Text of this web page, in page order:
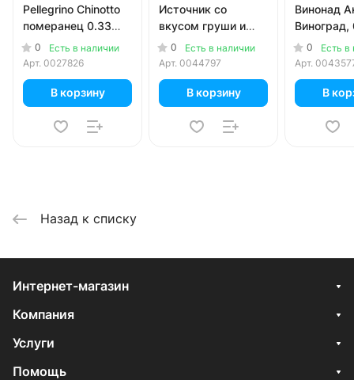
Pellegrino Chinotto
померанец 0.33
литра, газ, ж/б, 24
шт. в уп.
0
Есть в наличии
Арт. 0027826
В корзину
Источник со
вкусом груши и
цитруса 1 литр, газ,
пэт, 12 шт. в уп.
0
Есть в наличии
Арт. 0044797
В корзину
Винонад
Виноград,
литра,
12 шт. в
0
Есть в
Арт.
В
Назад к списку
Интернет-магазин
Компания
Услуги
Помощь